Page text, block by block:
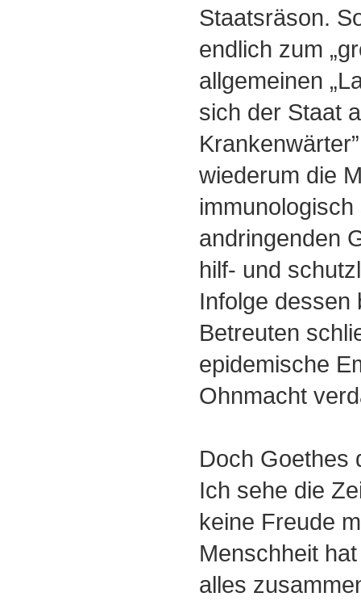
Staatsräson.
endlich zum
allgemeinen
sich der Staat
wiederum die
andringenden
hilf- und
Infolge dessen
Betreuten
epidemische
Ohnmacht
Doch Goethes
Ich sehe die
keine Freude
Menschheit
alles